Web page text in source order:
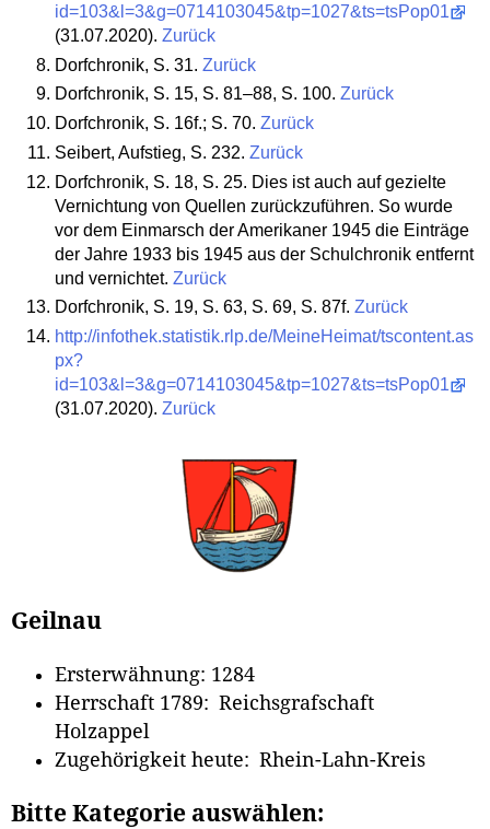
id=103&l=3&g=0714103045&tp=1027&ts=tsPop01
(31.07.2020). Zurück
Dorfchronik, S. 31. Zurück
Dorfchronik, S. 15, S. 81–88, S. 100. Zurück
Dorfchronik, S. 16f.; S. 70. Zurück
Seibert, Aufstieg, S. 232. Zurück
Dorfchronik, S. 18, S. 25. Dies ist auch auf gezielte
Vernichtung von Quellen zurückzuführen. So wurde
vor dem Einmarsch der Amerikaner 1945 die Einträge
der Jahre 1933 bis 1945 aus der Schulchronik entfernt
und vernichtet. Zurück
Dorfchronik, S. 19, S. 63, S. 69, S. 87f. Zurück
http://infothek.statistik.rlp.de/MeineHeimat/tscontent.as
px?
id=103&l=3&g=0714103045&tp=1027&ts=tsPop01
(31.07.2020). Zurück
Geilnau
Ersterwähnung: 1284
Herrschaft 1789: Reichsgrafschaft
Holzappel
Zugehörigkeit heute: Rhein-Lahn-Kreis
Bitte Kategorie auswählen: